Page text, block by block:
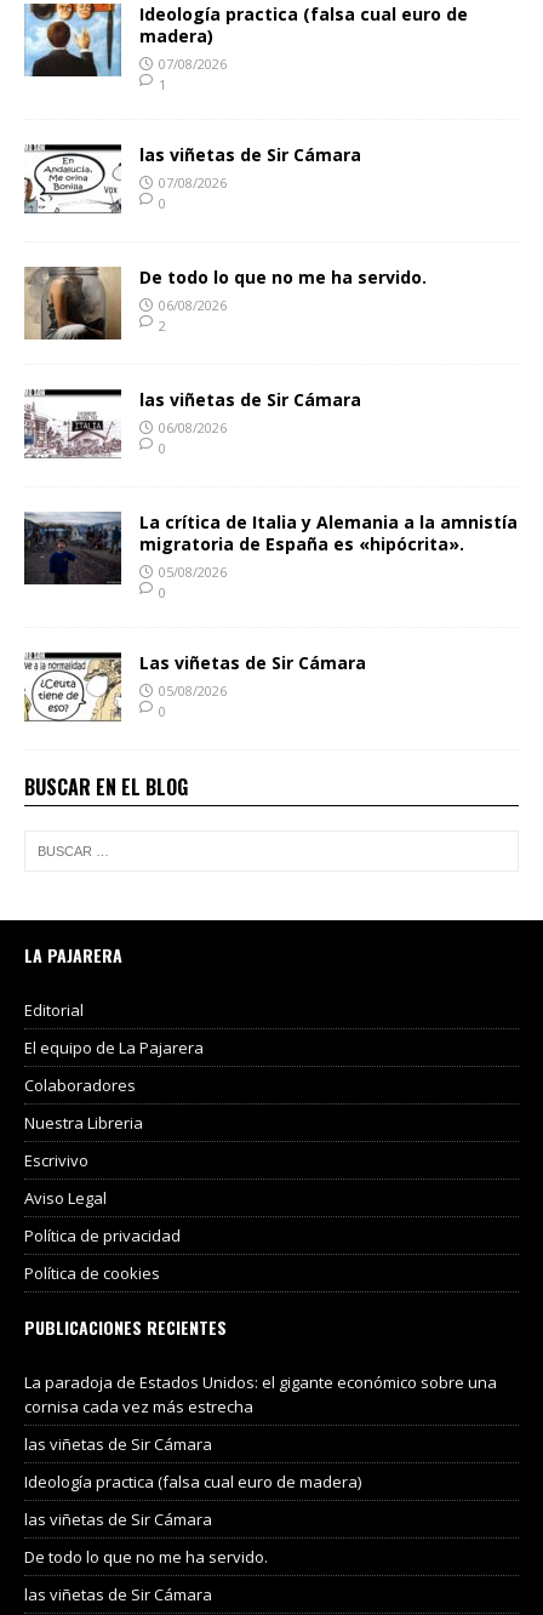
Ideología practica (falsa cual euro de
madera)
07/08/2026
1
las viñetas de Sir Cámara
07/08/2026
0
De todo lo que no me ha servido.
06/08/2026
2
las viñetas de Sir Cámara
06/08/2026
0
La crítica de Italia y Alemania a la amnistía
migratoria de España es «hipócrita».
05/08/2026
0
Las viñetas de Sir Cámara
05/08/2026
0
BUSCAR EN EL BLOG
LA PAJARERA
Editorial
El equipo de La Pajarera
Colaboradores
Nuestra Libreria
Escrivivo
Aviso Legal
Política de privacidad
Política de cookies
PUBLICACIONES RECIENTES
La paradoja de Estados Unidos: el gigante económico sobre una
cornisa cada vez más estrecha
las viñetas de Sir Cámara
Ideología practica (falsa cual euro de madera)
las viñetas de Sir Cámara
De todo lo que no me ha servido.
las viñetas de Sir Cámara